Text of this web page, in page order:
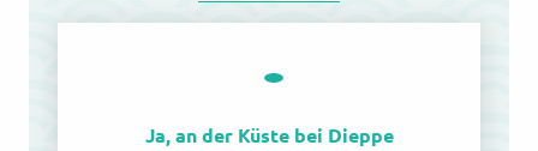
Ja, an der Küste bei Dieppe